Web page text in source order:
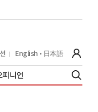
English 日本語
피니언